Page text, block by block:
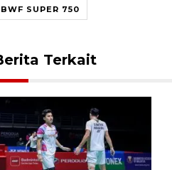
BWF SUPER 750
Terkait